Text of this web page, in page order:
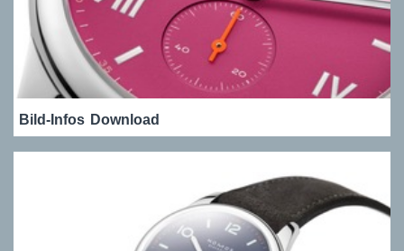
Bild-Infos Download